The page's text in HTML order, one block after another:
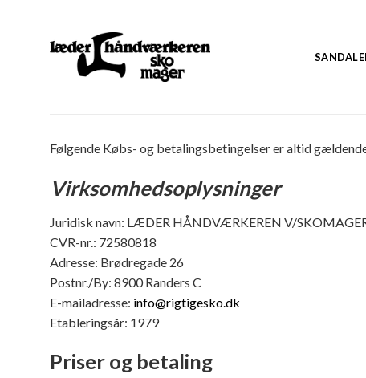
Følgende Købs- og betalingsbetingelser er altid
Virksomhedsoplysninger
Juridisk navn: LÆDER HÅNDVÆRKEREN V/
CVR-nr.: 72580818
Adresse: Brødregade 26
Postnr./By: 8900 Randers C
E-mailadresse: info@rigtigesko.dk
Etableringsår: 1979
Priser og betaling